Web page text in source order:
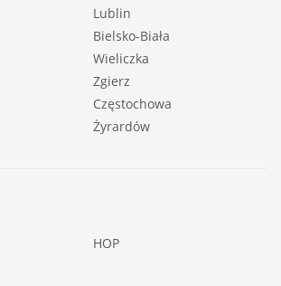
Lublin
Bielsko-Biała
Wieliczka
Zgierz
Częstochowa
Żyrardów
HOP